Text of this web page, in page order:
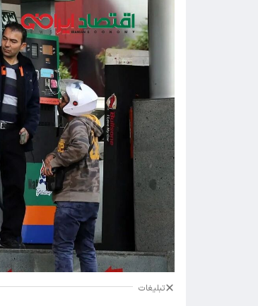
تبلیغات